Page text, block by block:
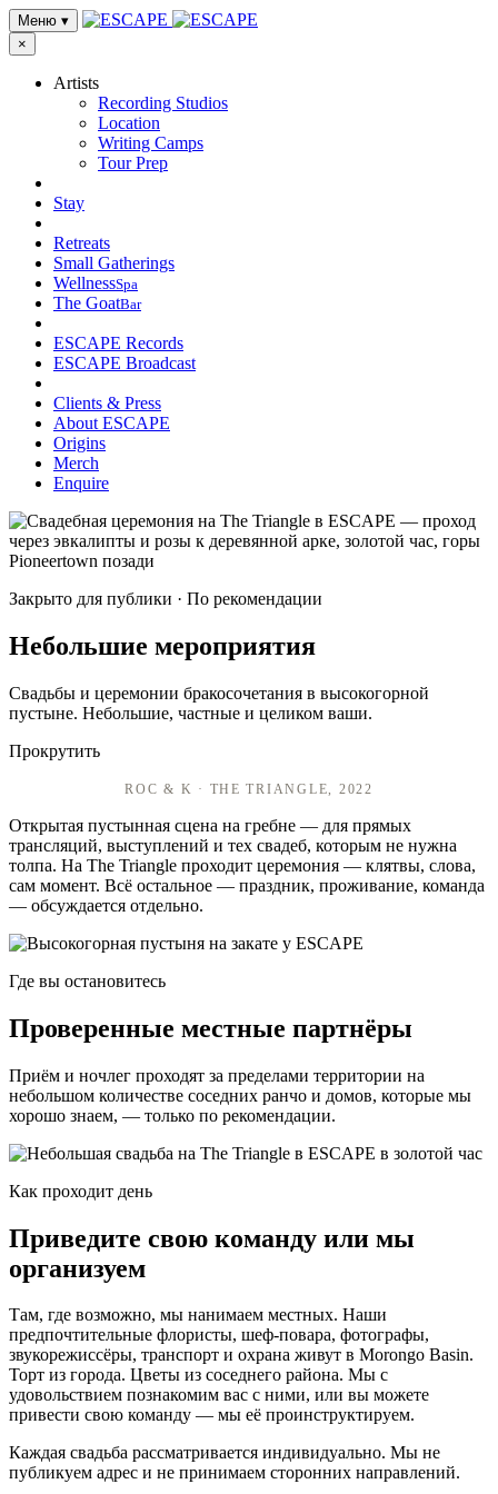
Меню ▾
×
Artists
Recording Studios
Location
Writing Camps
Tour Prep
Stay
Retreats
Small Gatherings
WellnessSpa
The GoatBar
ESCAPE Records
ESCAPE Broadcast
Clients & Press
About ESCAPE
Origins
Merch
Enquire
Закрыто для публики · По рекомендации
Небольшие мероприятия
Свадьбы и церемонии бракосочетания в высокогорной
пустыне. Небольшие, частные и целиком ваши.
Прокрутить
ROC & K · THE TRIANGLE, 2022
Открытая пустынная сцена на гребне — для прямых
трансляций, выступлений и тех свадеб, которым не нужна
толпа. На The Triangle проходит церемония — клятвы, слова,
сам момент. Всё остальное — праздник, проживание, команда
— обсуждается отдельно.
Где вы остановитесь
Проверенные местные партнёры
Приём и ночлег проходят за пределами территории на
небольшом количестве соседних ранчо и домов, которые мы
хорошо знаем, — только по рекомендации.
Как проходит день
Приведите свою команду или мы
организуем
Там, где возможно, мы нанимаем местных. Наши
предпочтительные флористы, шеф-повара, фотографы,
звукорежиссёры, транспорт и охрана живут в Morongo Basin.
Торт из города. Цветы из соседнего района. Мы с
удовольствием познакомим вас с ними, или вы можете
привести свою команду — мы её проинструктируем.
Каждая свадьба рассматривается индивидуально. Мы не
публикуем адрес и не принимаем сторонних направлений.